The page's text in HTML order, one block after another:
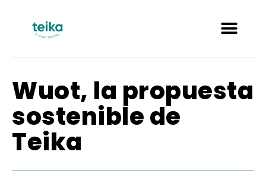
Wuot, la propuesta
sostenible de
Teika